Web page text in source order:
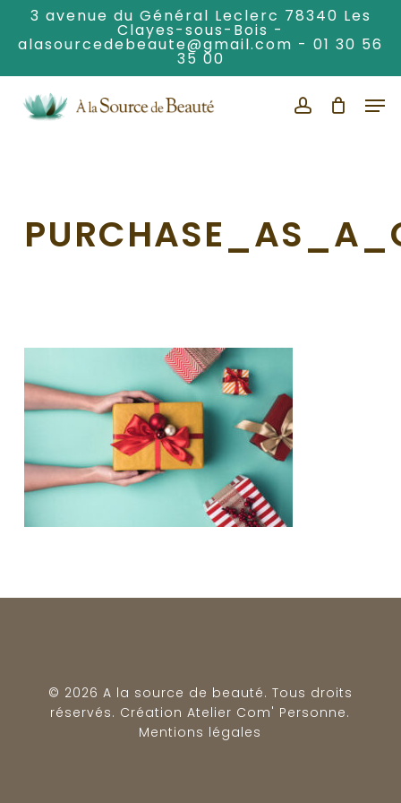
Skip
main
content
3 avenue du Général Leclerc 78340 Les
Clayes-sous-Bois -
alasourcedebeaute@gmail.com - 01 30 56
35 00
account
© 2026 A la source de beauté. Tous droits
réservés. CréationAtelier Com' Personne.
Mentions légales
Menu